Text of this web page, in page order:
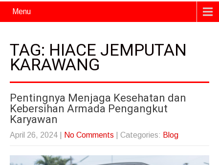
Menu
TAG: HIACE JEMPUTAN
KARAWANG
Pentingnya Menjaga Kesehatan dan
Kebersihan Armada Pengangkut
Karyawan
April 26, 2024 No Comments | Categories: Blog